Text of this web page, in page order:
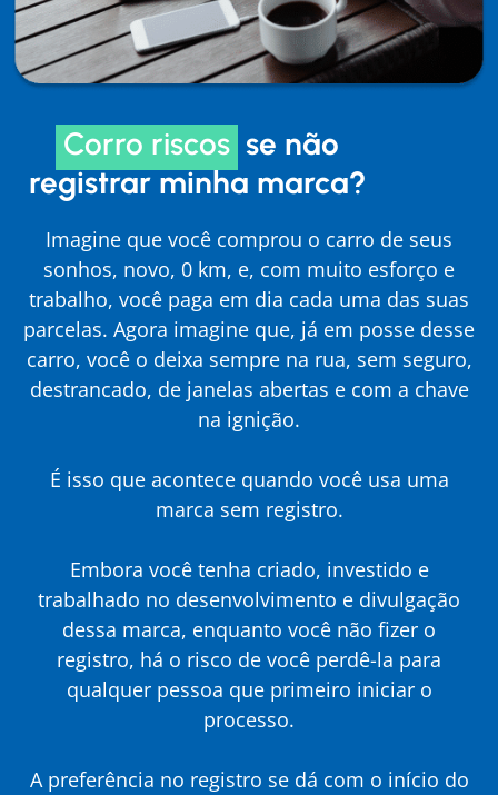
Corro riscos se não
registrar minha marca?
Imagine que você comprou o carro de seus
sonhos, novo, 0 km, e, com muito esforço e
trabalho, você paga em dia cada uma das suas
parcelas. Agora imagine que, já em posse desse
carro, você o deixa sempre na rua, sem seguro,
destrancado, de janelas abertas e com a chave
na ignição.
É isso que acontece quando você usa uma
marca sem registro.
Embora você tenha criado, investido e
trabalhado no desenvolvimento e divulgação
dessa marca, enquanto você não fizer o
registro, há o risco de você perdê-la para
qualquer pessoa que primeiro iniciar o
processo.
A preferência no registro se dá com o início do